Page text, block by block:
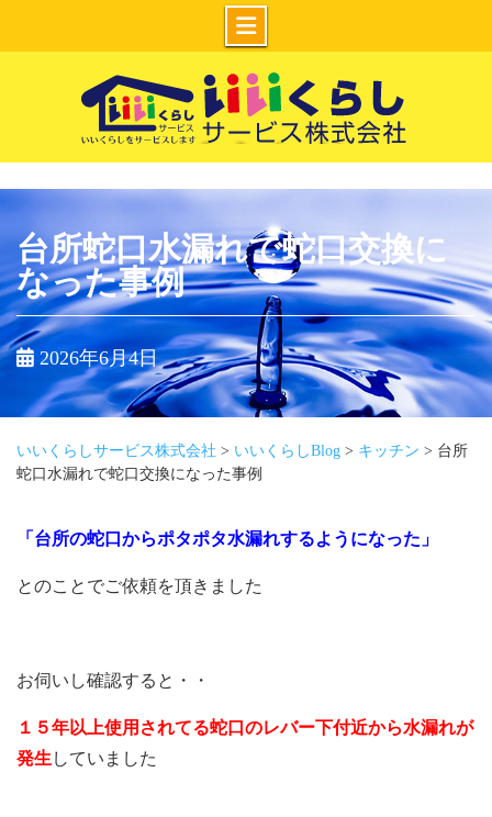
Skip
いいくらしサー
ビス株式会社
台所蛇口水漏れで蛇口交換に
なった事例
2026年6月4日
いいくらしサービス株式会社 > いいくらしBlog > キッチン > 台所
蛇口水漏れで蛇口交換になった事例
「台所の蛇口からポタポタ水漏れするようになった」
とのことでご依頼を頂きました
お伺いし確認すると・・
１５年以上使用されてる蛇口のレバー下付近から水漏れが
発生 していました